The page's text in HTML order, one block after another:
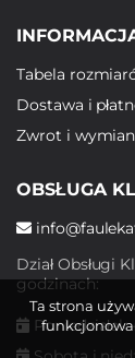
Tabela
Dostawa i
Zwrot i
OBSŁUGA
Dział Obsługi
godzinach:
Poniedziałek
Ta strona